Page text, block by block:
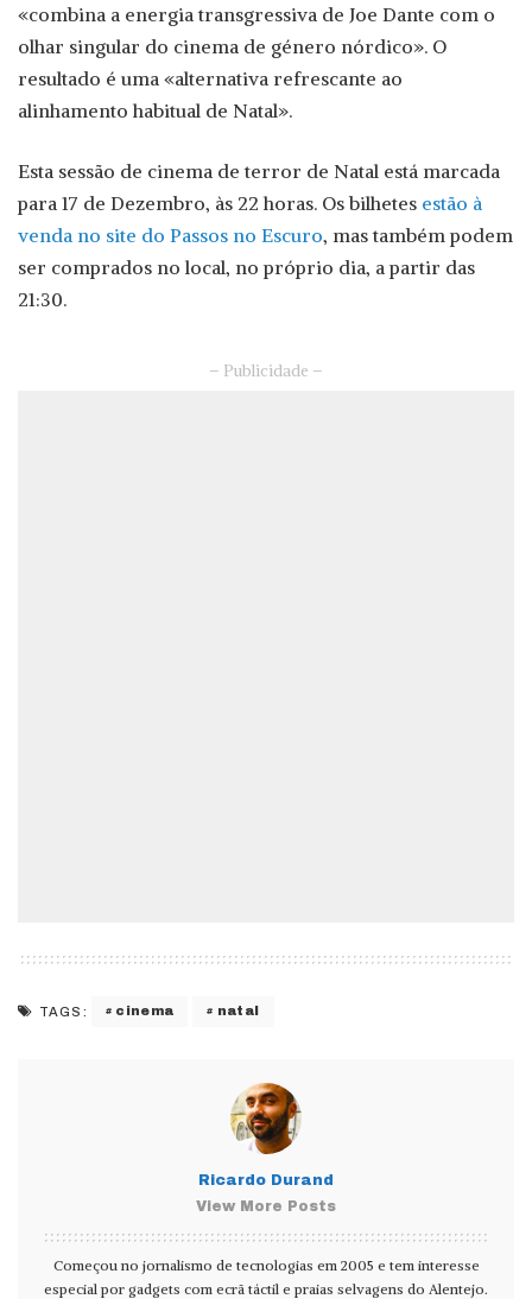
«combina a energia transgressiva de Joe Dante com o
olhar singular do cinema de género nórdico». O
resultado é uma «alternativa refrescante ao
alinhamento habitual de Natal».
Esta sessão de cinema de terror de Natal está marcada
para 17 de Dezembro, às 22 horas. Os bilhetes estão à
venda no site do Passos no Escuro, mas também podem
ser comprados no local, no próprio dia, a partir das
21:30.
– Publicidade –
TAGS: cinema natal
Ricardo Durand
View More Posts
Começou no jornalismo de tecnologias em 2005 e tem interesse
especial por gadgets com ecrã táctil e praias selvagens do Alentejo.